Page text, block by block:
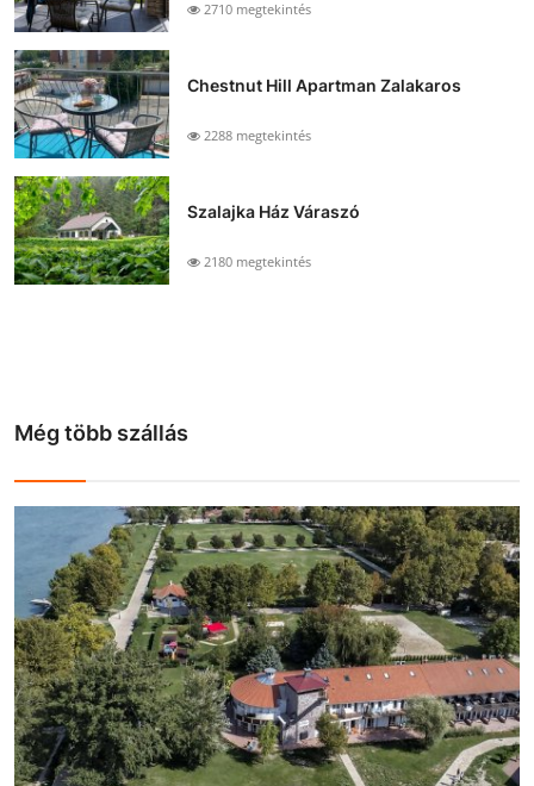
2710 megtekintés
Chestnut Hill Apartman Zalakaros
2288 megtekintés
Szalajka Ház Váraszó
2180 megtekintés
Még több szállás